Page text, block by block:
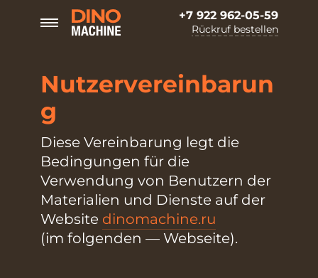
+7 922 962-05-59
Rückruf bestellen
Nutzervereinbarun
g
Diese Vereinbarung legt die
Bedingungen für die
Verwendung von Benutzern der
Materialien und Dienste auf der
Website dinomachine.ru
(im folgenden — Webseite).